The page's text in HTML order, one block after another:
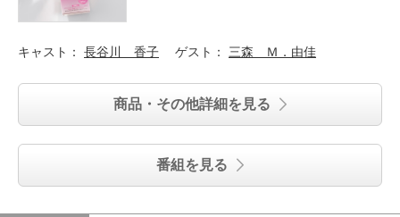
キャスト： 長谷川 香子 ゲスト： 三森 Ｍ．由佳
商品・その他詳細を見る
番組を見る